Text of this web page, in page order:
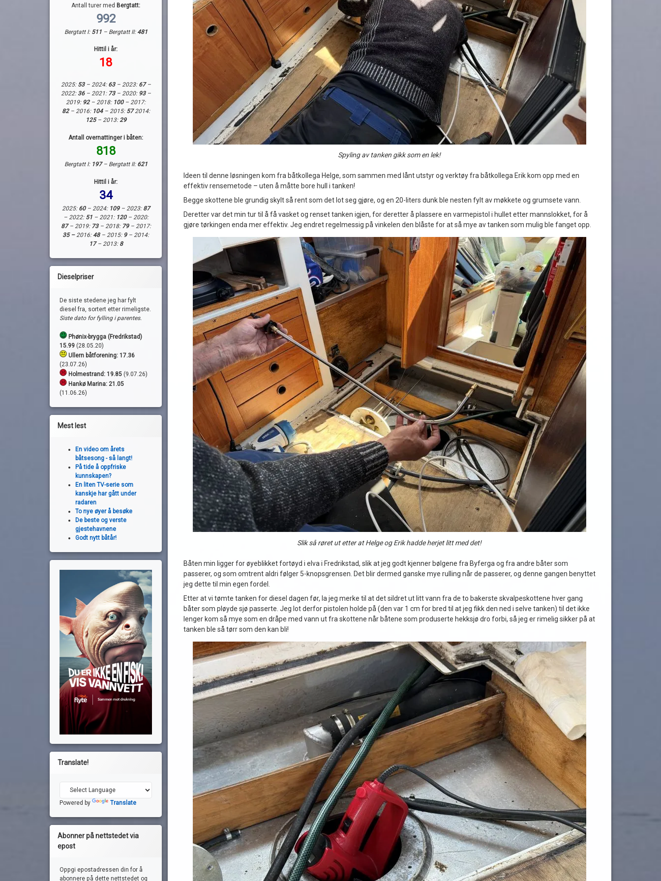
Spyling av tanken gikk som en lek!
Ideen til denne løsningen kom fra båtkollega Helge, som sammen med lånt utstyr og verktøy fra båtkollega Erik kom opp med en
effektiv rensemetode – uten å måtte bore hull i tanken!
Begge skottene ble grundig skylt så rent som det lot seg gjøre, og en 20-liters dunk ble nesten fylt av møkkete og grumsete vann.
Deretter var det min tur til å få vasket og renset tanken igjen, for deretter å plassere en varmepistol i hullet etter mannslokket, for å
gjøre tørkingen enda mer effektiv. Jeg endret regelmessig på vinkelen den blåste for at så mye av tanken som mulig ble fanget opp.
Slik så røret ut etter at Helge og Erik hadde herjet litt med det!
Båten min ligger for øyeblikket fortøyd i elva i Fredrikstad, slik at jeg godt kjenner bølgene fra Byferga og fra andre båter som
passerer, og som omtrent aldri følger 5-knopsgrensen. Det blir dermed ganske mye rulling når de passerer, og denne gangen benyttet
jeg dette til min egen fordel.
Etter at vi tømte tanken for diesel dagen før, la jeg merke til at det sildret ut litt vann fra de to bakerste skvalpeskottene hver gang
båter som pløyde sjø passerte. Jeg lot derfor pistolen holde på (den var 1 cm for bred til at jeg fikk den ned i selve tanken) til det ikke
lenger kom så mye som en dråpe med vann ut fra skottene når båtene som produserte hekksjø dro forbi, så jeg er rimelig sikker på at
tanken ble så tørr som den kan bli!
Antall turer med Bergtatt:
992
Bergtatt I: 511 – Bergtatt II:481
Hittil i år:
18
2025: 53– 2024:63– 2023: 67–
2022: 36– 2021: 73– 2020: 93–
2019: 92– 2018: 100 – 2017:
82– 2016: 104– 2015: 572014:
125– 2013:29
Antall overnattinger i båten:
818
Bergtatt I: 197– Bergtatt II: 621
Hittil i år:
34
2025: 60– 2024: 109– 2023: 87
– 2022: 51– 2021: 120– 2020:
87– 2019: 73– 2018: 79– 2017:
35 –2016:48– 2015: 9 – 2014:
17– 2013: 8
Dieselpriser
De siste stedene jeg har fylt
diesel fra, sortert etter rimeligste.
Siste dato for fylling i parentes.
Phønix-brygga (Fredrikstad)
15.99 (28.05.20)
Ullern båtforening: 17.36
(23.07.26)
Holmestrand: 19.85(9.07.26)
Hankø Marina: 21.05
(11.06.26)
Mest lest
En video om årets
båtsesong - så langt!
På tide å oppfriske
kunnskapen?
En liten TV-serie som
kanskje har gått under
radaren
To nye øyer å besøke
De beste og verste
gjestehavnene
Godt nytt båtår!
Translate!
Powered by Translate
Abonner på nettstedet via
epost
Oppgi epostadressen din for å
abonnere på dette nettstedet og